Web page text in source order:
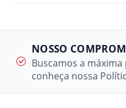
NOSSO
Buscamos a
conheça nossa